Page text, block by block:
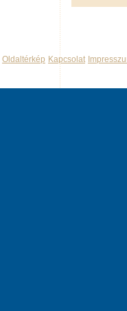
Oldaltérkép Kapcsolat